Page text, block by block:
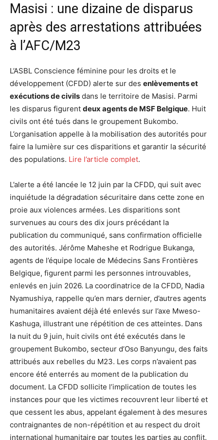
Masisi : une dizaine de disparus
après des arrestations attribuées
à l’AFC/M23
L’ASBL Conscience féminine pour les droits et le
développement (CFDD) alerte sur des enlèvements et
exécutions de civils dans le territoire de Masisi. Parmi
les disparus figurent deux agents de MSF Belgique. Huit
civils ont été tués dans le groupement Bukombo.
L’organisation appelle à la mobilisation des autorités pour
faire la lumière sur ces disparitions et garantir la sécurité
des populations. Lire l’article complet.
L’alerte a été lancée le 12 juin par la CFDD, qui suit avec
inquiétude la dégradation sécuritaire dans cette zone en
proie aux violences armées. Les disparitions sont
survenues au cours des dix jours précédant la
publication du communiqué, sans confirmation officielle
des autorités. Jérôme Maheshe et Rodrigue Bukanga,
agents de l’équipe locale de Médecins Sans Frontières
Belgique, figurent parmi les personnes introuvables,
enlevés en juin 2026. La coordinatrice de la CFDD, Nadia
Nyamushiya, rappelle qu’en mars dernier, d’autres agents
humanitaires avaient déjà été enlevés sur l’axe Mweso-
Kashuga, illustrant une répétition de ces atteintes. Dans
la nuit du 9 juin, huit civils ont été exécutés dans le
groupement Bukombo, secteur d’Oso Banyungu, des faits
attribués aux rebelles du M23. Les corps n’avaient pas
encore été enterrés au moment de la publication du
document. La CFDD sollicite l’implication de toutes les
instances pour que les victimes recouvrent leur liberté et
que cessent les abus, appelant également à des mesures
contraignantes de non-répétition et au respect du droit
international humanitaire par toutes les parties au conflit.